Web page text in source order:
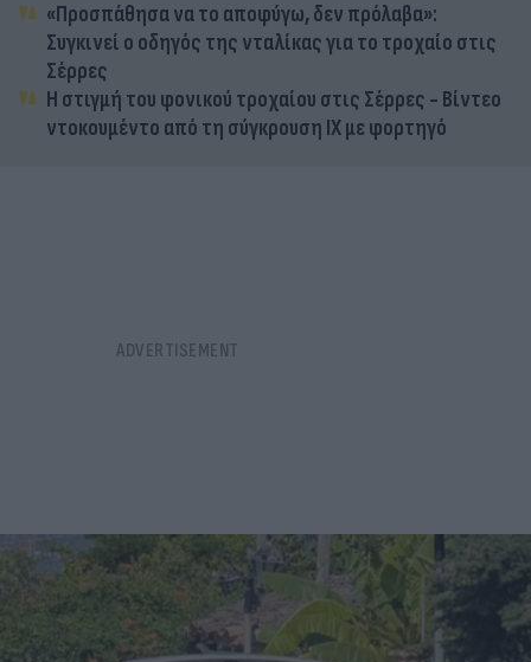
«Προσπάθησα να το αποφύγω, δεν πρόλαβα»:
Συγκινεί ο οδηγός της νταλίκας για το τροχαίο στις
Σέρρες
Η στιγμή του φονικού τροχαίου στις Σέρρες - Βίντεο
ντοκουμέντο από τη σύγκρουση ΙΧ με φορτηγό